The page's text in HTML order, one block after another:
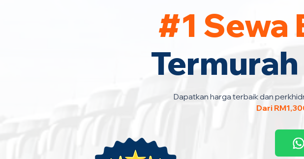
#1 Sewa
Dapatkan harga terbaik dan
Dari